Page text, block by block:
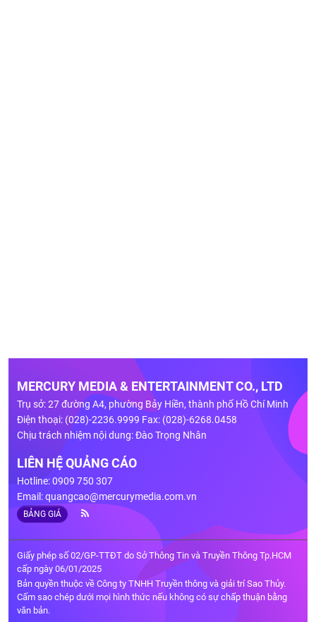
MERCURY MEDIA & ENTERTAINMENT CO., LTD
Trụ sở: 27 đường A4, phường Bảy Hiền, thành phố Hồ Chí Minh
Điện thoại: (028)-2236.9999 Fax: (028)-6268.0458
Chịu trách nhiệm nội dung: Đào Trọng Nhân
LIÊN HỆ QUẢNG CÁO
Hotline: 0909 750 307
Email:quangcao@mercurymedia.com.vn
BẢNG GIÁ
Giấy phép số 02/GP-TTĐT do Sở Thông Tin và Truyền Thông Tp.HCM
cấp ngày 06/01/2025
Bản quyền thuộc về Công ty TNHH Truyền thông và giải trí Sao Thủy.
Cấm sao chép dưới mọi hình thức nếu không có sự chấp thuận bằng
văn bản.